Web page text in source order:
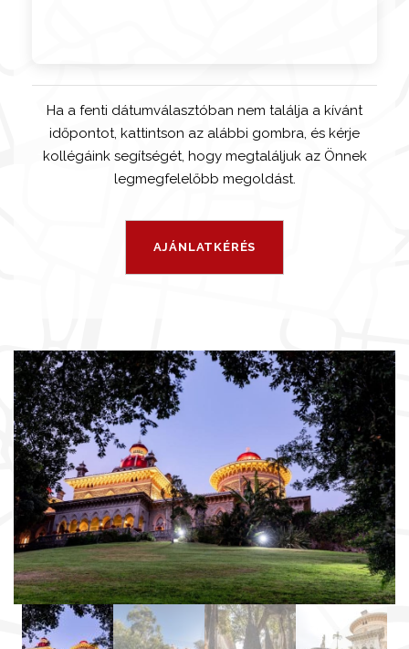
Ha a fenti dátumválasztóban nem találja a kívánt
időpontot, kattintson az alábbi gombra, és kérje
kollégáink segítségét, hogy megtaláljuk az Önnek
legmegfelelőbb megoldást.